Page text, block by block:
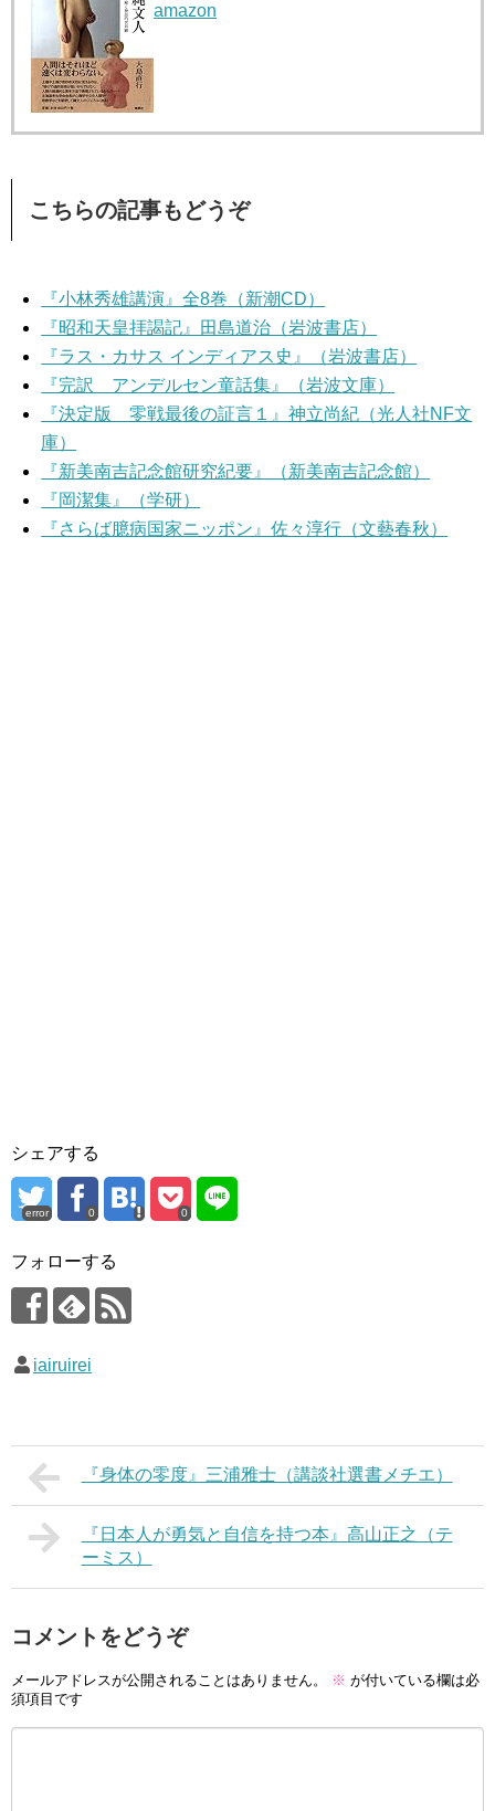
amazon
こちらの記事もどうぞ
『小林秀雄講演』全8巻（新潮CD）
『昭和天皇拝謁記』田島道治（岩波書店）
『ラス・カサス インディアス史』（岩波書店）
『完訳 アンデルセン童話集』（岩波文庫）
『決定版 零戦最後の証言１』神立尚紀（光人社NF文
庫）
『新美南吉記念館研究紀要』（新美南吉記念館）
『岡潔集』（学研）
『さらば臆病国家ニッポン』佐々淳行（文藝春秋）
シェアする
error 0 0
フォローする
iairuirei
『身体の零度』三浦雅士（講談社選書メチエ）
『日本人が勇気と自信を持つ本』高山正之（テ
ーミス）
コメントをどうぞ
メールアドレスが公開されることはありません。 ※ が付いている欄は必
須項目です